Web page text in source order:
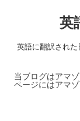
英
英語に翻訳された
当ブログはアマ
ページにはアマ